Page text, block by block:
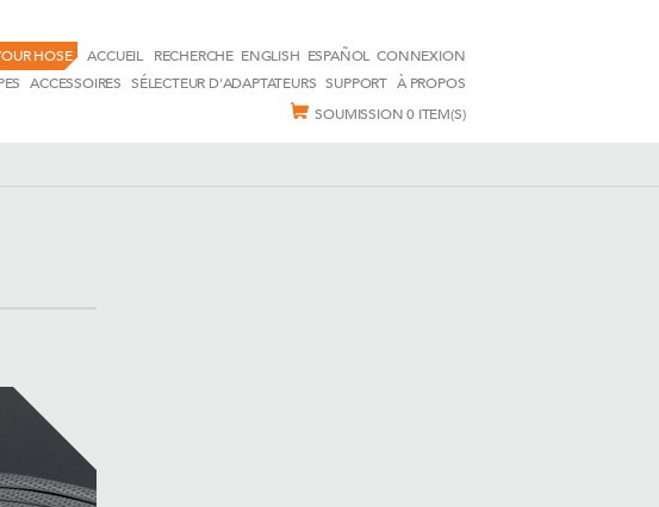
HOSE ACCUEIL RECHERCHE ENGLISH ESPAÑOL CONNEXION
ACCESSOIRES SÉLECTEUR D'ADAPTATEURS SUPPORT À PROPOS
SOUMISSION0 ITEM(S)